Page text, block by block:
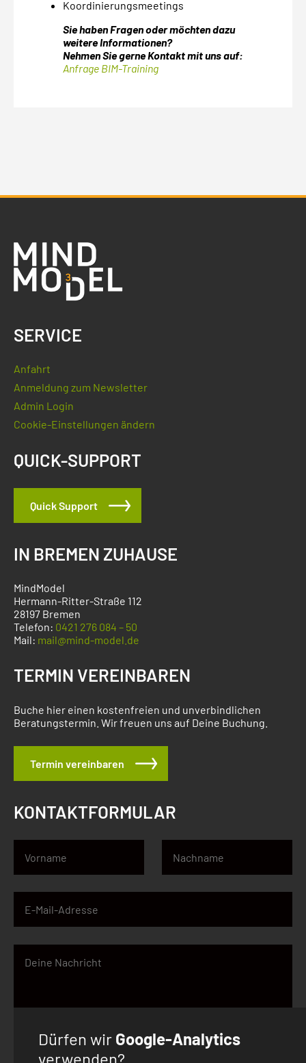
Koordinierungsmeetings
Sie haben Fragen oder möchten dazu
weitere Informationen?
Nehmen Sie gerne Kontakt mit uns auf:
Anfrage BIM-Training
SERVICE
Anfahrt
Anmeldung zum Newsletter
Admin Login
Cookie-Einstellungen ändern
QUICK-SUPPORT
Quick Support
IN BREMEN ZUHAUSE
MindModel
Hermann-Ritter-Straße 112
28197 Bremen
Telefon: 0421 276 084 – 50
Mail: mail@mind-model.de
TERMIN VEREINBAREN
Buche hier einen kostenfreien und unverbindlichen
Beratungstermin. Wir freuen uns auf Deine Buchung.
Termin vereinbaren
KONTAKTFORMULAR
Dürfen wir Google-Analytics
verwenden?